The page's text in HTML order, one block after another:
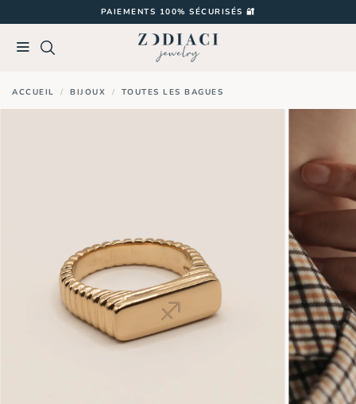
au
contenu
PAIEMENTS 100% SÉCURISÉS 🔐
ACCUEIL / BIJOUX / TOUTES LES BAGUES